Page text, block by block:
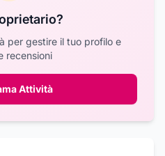
per gestire il tuo profilo e
recensioni
Attività